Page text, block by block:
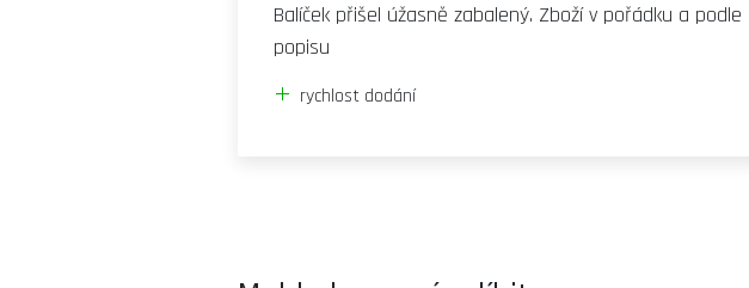
Balíček přišel úžasně zabalený. Zboží v pořádku a podle
popisu
rychlost dodání